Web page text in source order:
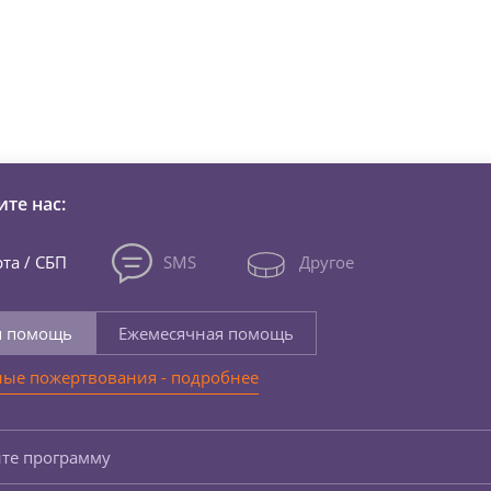
нас:
/ СБП SMS Другое
помощь
Ежемесячная помощь
пожертвования - подробнее
программу